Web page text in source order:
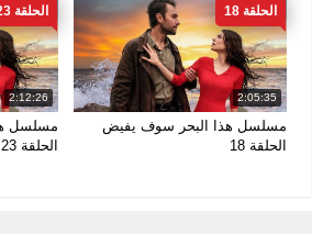
2:05:35
الحلقة 18
مسلسل هذا البحر سوف يفيض
الحلقة 18
2:12:26
الحلقة 23
مسلسل
الحلقة 23